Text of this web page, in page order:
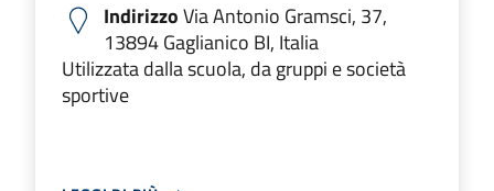
IndirizzoVia Antonio Gramsci, 37,
13894 Gaglianico BI, Italia
Utilizzata dalla scuola, da gruppi e società
sportive